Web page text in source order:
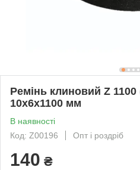
Ремінь клиновий Z 1100
10x6x1100 мм
В наявності
Код: Z00196
Опт і роздріб
140 ₴